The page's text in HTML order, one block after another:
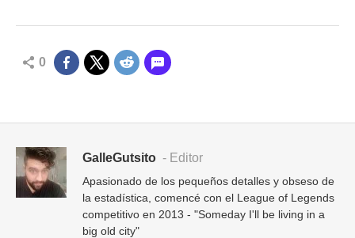
0
GalleGutsito - Editor
Apasionado de los pequeños detalles y obseso de
la estadística, comencé con el League of Legends
competitivo en 2013 - "Someday I'll be living in a
big old city"